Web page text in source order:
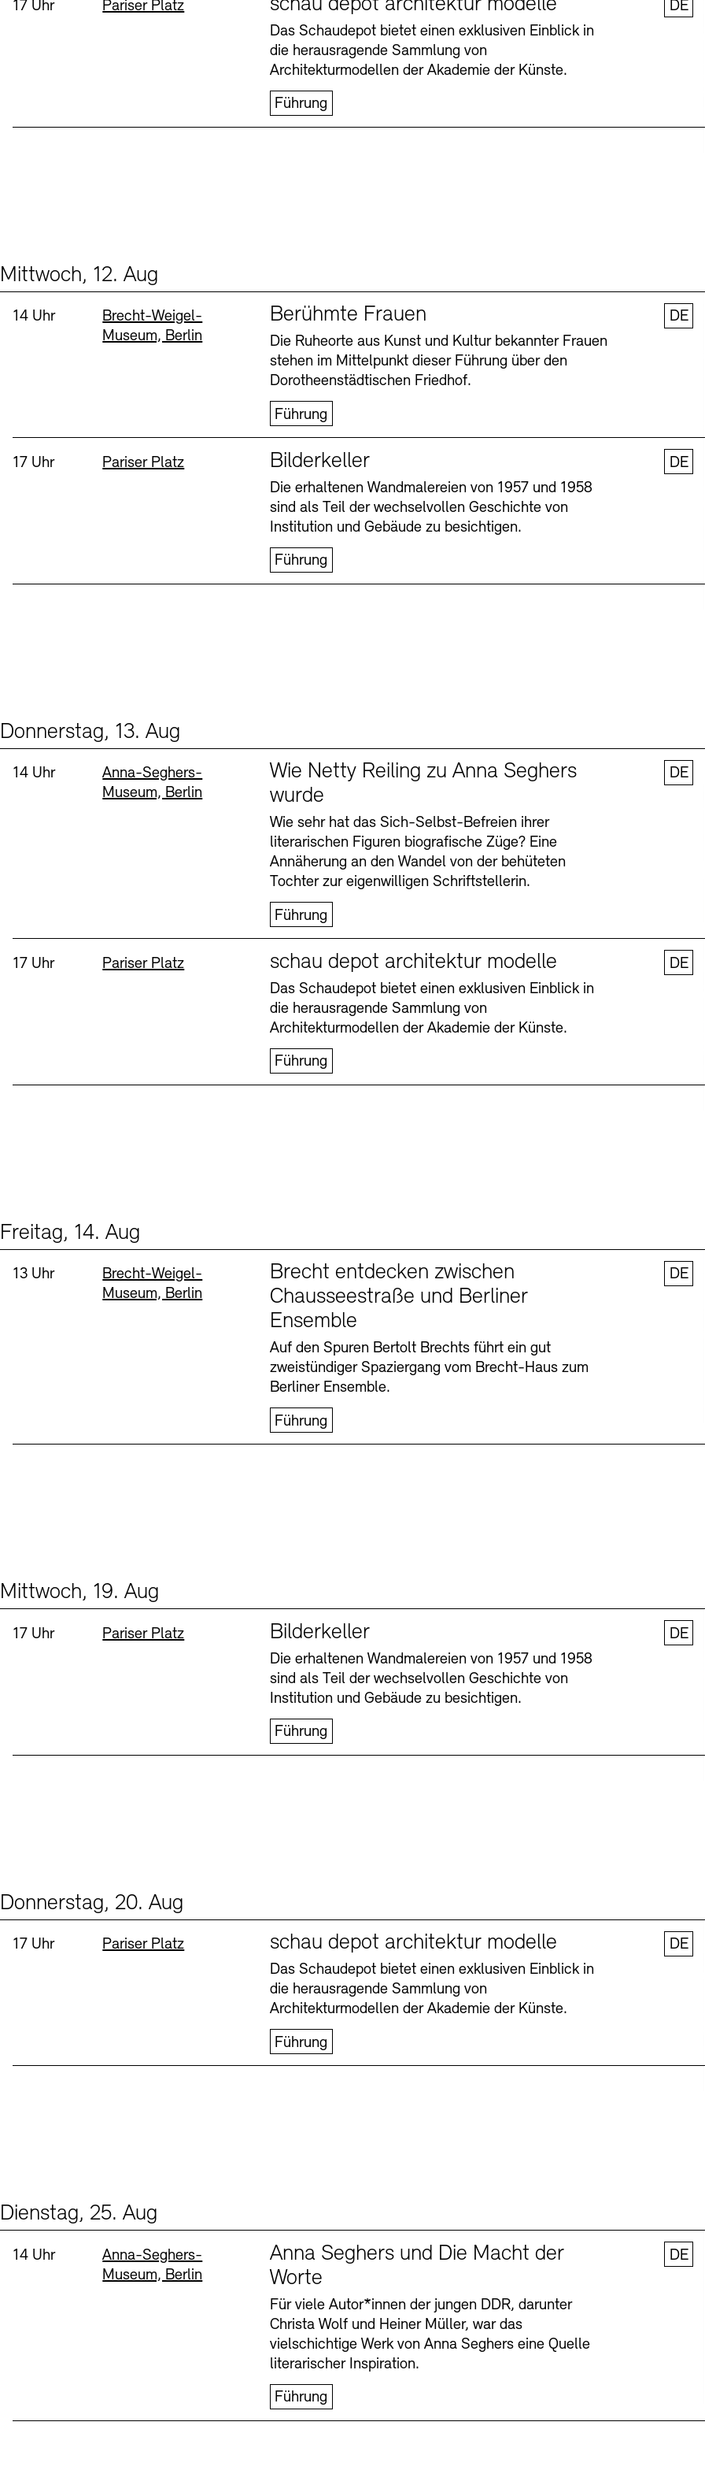
Vermittlungsprogramm
Uhrzeit:
17 Uhr Standort
Pariser Platz
Das Schaudepot bietet einen exklusiven Einblick in
die herausragende Sammlung von
Architekturmodellen der Akademie der Künste.
Führung
DE
Mittwoch, 12. Aug
Uhrzeit:
14 Uhr Standort
Brecht-Weigel-
Museum, Berlin
Berühmte Frauen
Die Ruheorte aus Kunst und Kultur bekannter Frauen
stehen im Mittelpunkt dieser Führung über den
Dorotheenstädtischen Friedhof.
Führung
DE
Uhrzeit:
17 Uhr Standort
Pariser Platz Bilderkeller
Die erhaltenen Wandmalereien von 1957 und 1958
sind als Teil der wechselvollen Geschichte von
Institution und Gebäude zu besichtigen.
Führung
DE
Donnerstag, 13. Aug
Uhrzeit:
14 Uhr Standort
Anna-Seghers-
Museum, Berlin
Wie Netty Reiling zu Anna Seghers
wurde
Wie sehr hat das Sich-Selbst-Befreien ihrer
literarischen Figuren biografische Züge? Eine
Annäherung an den Wandel von der behüteten
Tochter zur eigenwilligen Schriftstellerin.
Führung
DE
Uhrzeit:
17 Uhr Standort
Pariser Platz schau depot architektur modelle
Das Schaudepot bietet einen exklusiven Einblick in
die herausragende Sammlung von
Architekturmodellen der Akademie der Künste.
Führung
DE
Freitag, 14. Aug
Uhrzeit:
13 Uhr Standort
Brecht-Weigel-
Museum, Berlin
Brecht entdecken zwischen
Chausseestraße und Berliner
Ensemble
Auf den Spuren Bertolt Brechts führt ein gut
zweistündiger Spaziergang vom Brecht-Haus zum
Berliner Ensemble.
Führung
DE
Mittwoch, 19. Aug
Uhrzeit:
17 Uhr Standort
Pariser Platz Bilderkeller
Die erhaltenen Wandmalereien von 1957 und 1958
sind als Teil der wechselvollen Geschichte von
Institution und Gebäude zu besichtigen.
Führung
DE
Donnerstag, 20. Aug
Uhrzeit:
17 Uhr Standort
Pariser Platz schau depot architektur modelle
Das Schaudepot bietet einen exklusiven Einblick in
die herausragende Sammlung von
Architekturmodellen der Akademie der Künste.
Führung
DE
Dienstag, 25. Aug
Uhrzeit:
14 Uhr Standort
Anna-Seghers-
Museum, Berlin
Anna Seghers und Die Macht der
Worte
Für viele Autor*innen der jungen DDR, darunter
Christa Wolf und Heiner Müller, war das
vielschichtige Werk von Anna Seghers eine Quelle
literarischer Inspiration.
Führung
DE